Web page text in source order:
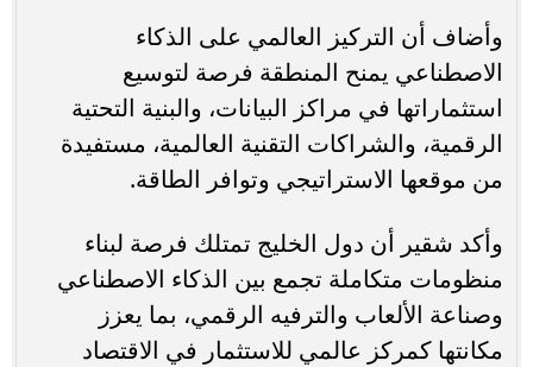
وأضاف أن التركيز العالمي على الذكاء
الاصطناعي يمنح المنطقة فرصة لتوسيع
استثماراتها في مراكز البيانات، والبنية التحتية
الرقمية، والشراكات التقنية العالمية، مستفيدة
من موقعها الاستراتيجي وتوافر الطاقة.
وأكد شقير أن دول الخليج تمتلك فرصة لبناء
منظومات متكاملة تجمع بين الذكاء الاصطناعي
وصناعة الألعاب والترفيه الرقمي، بما يعزز
مكانتها كمركز عالمي للاستثمار في الاقتصاد